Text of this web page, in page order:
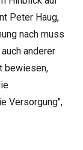
Peter Haug,
nach muss
anderer
bewiesen,
Versorgung",